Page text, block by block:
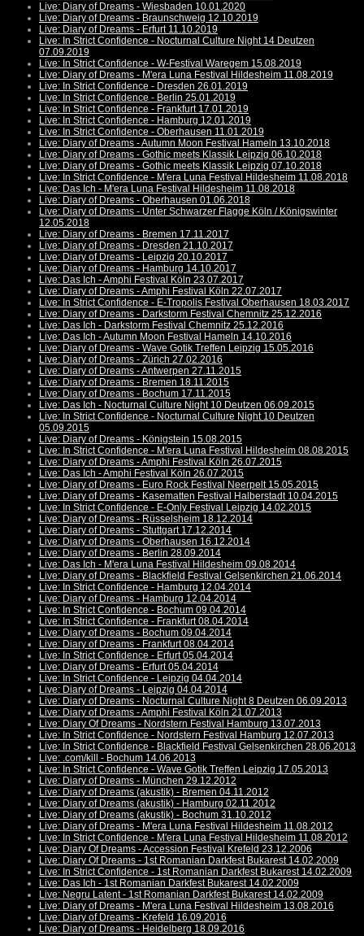
Live: Diary of Dreams - Wiesbaden 10.01.2020
Live: Diary of Dreams - Braunschweig 12.10.2019
Live: Diary of Dreams - Erfurt 11.10.2019
Live: In Strict Confidence - Nocturnal Culture Night 14 Deutzen
07.09.2019
Live: In Strict Confidence - W-Festival Waregem 15.08.2019
Live: Diary of Dreams - M'era Luna Festival Hildesheim 11.08.2019
Live: In Strict Confidence - Dresden 26.01.2019
Live: In Strict Confidence - Berlin 25.01.2019
Live: In Strict Confidence - Frankfurt 17.01.2019
Live: In Strict Confidence - Hamburg 12.01.2019
Live: In Strict Confidence - Oberhausen 11.01.2019
Live: Diary of Dreams - Autumn Moon Festival Hameln 13.10.2018
Live: Diary of Dreams - Gothic meets Klassik Leipzig 06.10.2018
Live: Diary of Dreams - Gothic meets Klassik Leipzig 07.10.2018
Live: In Strict Confidence - M'era Luna Festival Hildesheim 11.08.2018
Live: Das Ich - M'era Luna Festival Hildesheim 11.08.2018
Live: Diary of Dreams - Oberhausen 01.06.2018
Live: Diary of Dreams - Unter Schwarzer Flagge Köln / Königswinter
12.05.2018
Live: Diary of Dreams - Bremen 17.11.2017
Live: Diary of Dreams - Dresden 21.10.2017
Live: Diary of Dreams - Leipzig 20.10.2017
Live: Diary of Dreams - Hamburg 14.10.2017
Live: Das Ich - Amphi Festival Köln 23.07.2017
Live: Diary of Dreams - Amphi Festival Köln 22.07.2017
Live: In Strict Confidence - E-Tropolis Festival Oberhausen 18.03.2017
Live: Diary of Dreams - Darkstorm Festival Chemnitz 25.12.2016
Live: Das Ich - Darkstorm Festival Chemnitz 25.12.2016
Live: Das Ich - Autumn Moon Festival Hameln 14.10.2016
Live: Diary of Dreams - Wave Gotik Treffen Leipzig 15.05.2016
Live: Diary of Dreams - Zürich 27.02.2016
Live: Diary of Dreams - Antwerpen 27.11.2015
Live: Diary of Dreams - Bremen 18.11.2015
Live: Diary of Dreams - Bochum 17.11.2015
Live: Das Ich - Nocturnal Culture Night 10 Deutzen 06.09.2015
Live: In Strict Confidence - Nocturnal Culture Night 10 Deutzen
05.09.2015
Live: Diary of Dreams - Königstein 15.08.2015
Live: In Strict Confidence - M'era Luna Festival Hildesheim 08.08.2015
Live: Diary of Dreams - Amphi Festival Köln 26.07.2015
Live: Das Ich - Amphi Festival Köln 26.07.2015
Live: Diary of Dreams - Euro Rock Festival Neerpelt 15.05.2015
Live: Diary of Dreams - Kasematten Festival Halberstadt 10.04.2015
Live: In Strict Confidence - E-Only Festival Leipzig 14.02.2015
Live: Diary of Dreams - Rüsselsheim 18.12.2014
Live: Diary of Dreams - Stuttgart 17.12.2014
Live: Diary of Dreams - Oberhausen 16.12.2014
Live: Diary of Dreams - Berlin 28.09.2014
Live: Das Ich - M'era Luna Festival Hildesheim 09.08.2014
Live: Diary of Dreams - Blackfield Festival Gelsenkirchen 21.06.2014
Live: In Strict Confidence - Hamburg 12.04.2014
Live: Diary of Dreams - Hamburg 12.04.2014
Live: In Strict Confidence - Bochum 09.04.2014
Live: In Strict Confidence - Frankfurt 08.04.2014
Live: Diary of Dreams - Bochum 09.04.2014
Live: Diary of Dreams - Frankfurt 08.04.2014
Live: In Strict Confidence - Erfurt 05.04.2014
Live: Diary of Dreams - Erfurt 05.04.2014
Live: In Strict Confidence - Leipzig 04.04.2014
Live: Diary of Dreams - Leipzig 04.04.2014
Live: Diary of Dreams - Nocturnal Culture Night 8 Deutzen 06.09.2013
Live: Diary of Dreams - Amphi Festival Köln 21.07.2013
Live: Diary Of Dreams - Nordstern Festival Hamburg 13.07.2013
Live: In Strict Confidence - Nordstern Festival Hamburg 12.07.2013
Live: In Strict Confidence - Blackfield Festival Gelsenkirchen 28.06.2013
Live: .com/kill - Bochum 14.06.2013
Live: In Strict Confidence - Wave Gotik Treffen Leipzig 17.05.2013
Live: Diary of Dreams - München 29.12.2012
Live: Diary of Dreams (akustik) - Bremen 04.11.2012
Live: Diary of Dreams (akustik) - Hamburg 02.11.2012
Live: Diary of Dreams (akustik) - Bochum 31.10.2012
Live: Diary of Dreams - M'era Luna Festival Hildesheim 11.08.2012
Live: In Strict Confidence - M'era Luna Festival Hildesheim 11.08.2012
Live: Diary Of Dreams - Accession Festival Krefeld 23.12.2006
Live: Diary Of Dreams - 1st Romanian Darkfest Bukarest 14.02.2009
Live: In Strict Confidence - 1st Romanian Darkfest Bukarest 14.02.2009
Live: Das Ich - 1st Romanian Darkfest Bukarest 14.02.2009
Live: Negru Latent - 1st Romanian Darkfest Bukarest 14.02.2009
Live: Diary of Dreams - M'era Luna Festival Hildesheim 13.08.2016
Live: Diary of Dreams - Krefeld 16.09.2016
Live: Diary of Dreams - Heidelberg 18.09.2016